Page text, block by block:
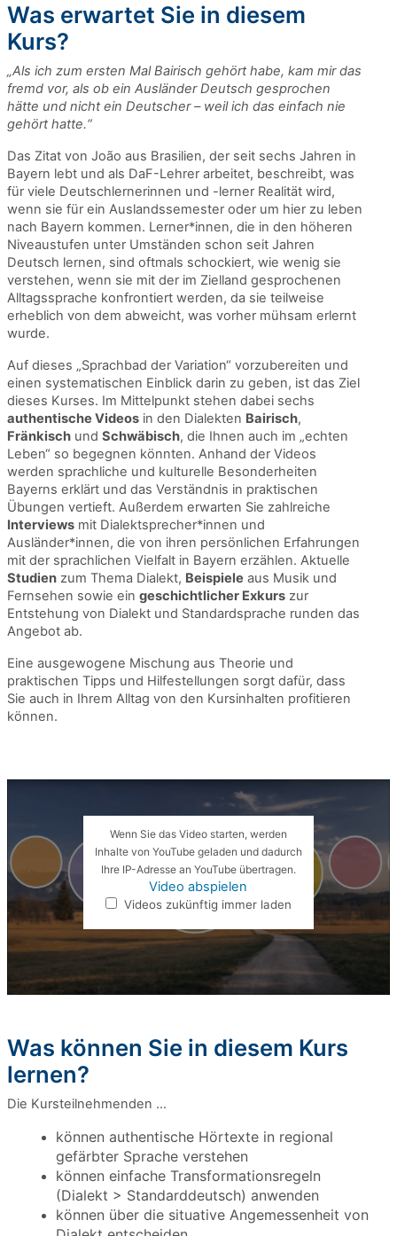
Was erwartet Sie in diesem
Kurs?
„Als ich zum ersten Mal Bairisch gehört habe, kam mir das
fremd vor, als ob ein Ausländer Deutsch gesprochen
hätte und nicht ein Deutscher – weil ich das einfach nie
gehört hatte.“
Das Zitat von João aus Brasilien, der seit sechs Jahren in
Bayern lebt und als DaF-Lehrer arbeitet, beschreibt, was
für viele Deutschlernerinnen und -lerner Realität wird,
wenn sie für ein Auslandssemester oder um hier zu leben
nach Bayern kommen. Lerner*innen, die in den höheren
Niveaustufen unter Umständen schon seit Jahren
Deutsch lernen, sind oftmals schockiert, wie wenig sie
verstehen, wenn sie mit der im Zielland gesprochenen
Alltagssprache konfrontiert werden, da sie teilweise
erheblich von dem abweicht, was vorher mühsam erlernt
wurde.
Auf dieses „Sprachbad der Variation“ vorzubereiten und
einen systematischen Einblick darin zu geben, ist das Ziel
dieses Kurses. Im Mittelpunkt stehen dabei sechs
authentische Videos in den Dialekten Bairisch,
Fränkisch und Schwäbisch, die Ihnen auch im „echten
Leben“ so begegnen könnten. Anhand der Videos
werden sprachliche und kulturelle Besonderheiten
Bayerns erklärt und das Verständnis in praktischen
Übungen vertieft. Außerdem erwarten Sie zahlreiche
Interviews mit Dialektsprecher*innen und
Ausländer*innen, die von ihren persönlichen Erfahrungen
mit der sprachlichen Vielfalt in Bayern erzählen. Aktuelle
Studien zum Thema Dialekt, Beispiele aus Musik und
Fernsehen sowie ein geschichtlicher Exkurs zur
Entstehung von Dialekt und Standardsprache runden das
Angebot ab.
Eine ausgewogene Mischung aus Theorie und
praktischen Tipps und Hilfestellungen sorgt dafür, dass
Sie auch in Ihrem Alltag von den Kursinhalten profitieren
können.
Wenn Sie das Video starten, werden
Inhalte von YouTube geladen und dadurch
Ihre IP-Adresse an YouTube übertragen.
Video abspielen
Videos zukünftig immer laden
Was können Sie in diesem Kurs
lernen?
Die Kursteilnehmenden …
können authentische Hörtexte in regional
gefärbter Sprache verstehen
können einfache Transformationsregeln
(Dialekt > Standarddeutsch) anwenden
können über die situative Angemessenheit von